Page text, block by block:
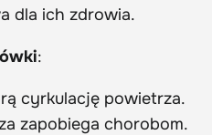
dla ich zdrowia.
:
cyrkulację powietrza.
zapobiega chorobom.